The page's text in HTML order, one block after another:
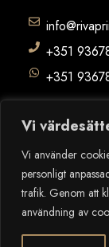
Vi
Vi använder
personligt
trafik. Genom att
användning av
+351
+351
© Upphovsrätt